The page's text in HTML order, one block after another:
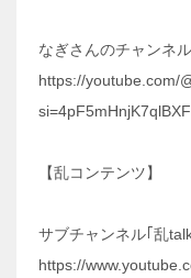
なぎさんのチャンネ
https://youtube.com/
【乱コンテンツ】
サブチャンネル｢乱
https://